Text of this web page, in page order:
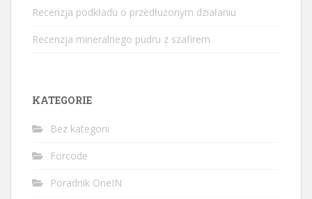
Recenzja podkładu o przedłużonym działaniu
Recenzja mineralnego pudru z szafirem
KATEGORIE
Bez kategorii
Forcode
Poradnik OneIN